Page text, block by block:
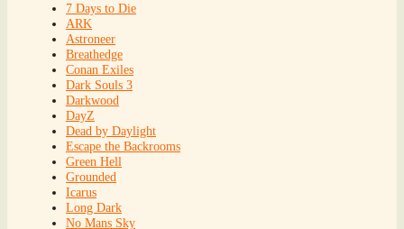
7 Days to Die
ARK
Astroneer
Breathedge
Conan Exiles
Dark Souls 3
Darkwood
DayZ
Dead by Daylight
Escape the Backrooms
Green Hell
Grounded
Icarus
Long Dark
No Mans Sky